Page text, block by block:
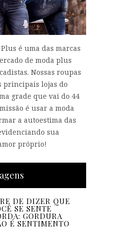
é uma das marcas
de moda plus
Nossas roupas
principais lojas do
grade que vai do 44
é usar a moda
a autoestima das
sua
próprio!
DE DIZER QUE
SE SENTE
GORDURA
É SENTIMENTO